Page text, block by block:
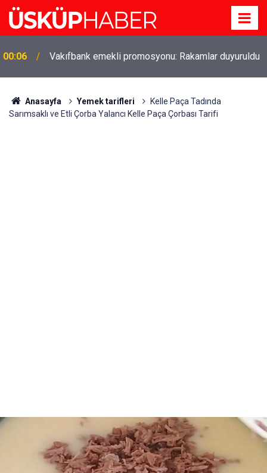
00:06 Vakıfbank emekli promosyonu: Rakamlar duyuruldu
19:21
Gözde oldu! Hem köy hem mahalle hayatı iç içe!
İzmir'deki doğal semt
Anasayfa Yemek tarifleri
Kelle Paça Tadında
Sarımsaklı ve Etli Çorba Yalancı Kelle Paça Çorbası Tarifi